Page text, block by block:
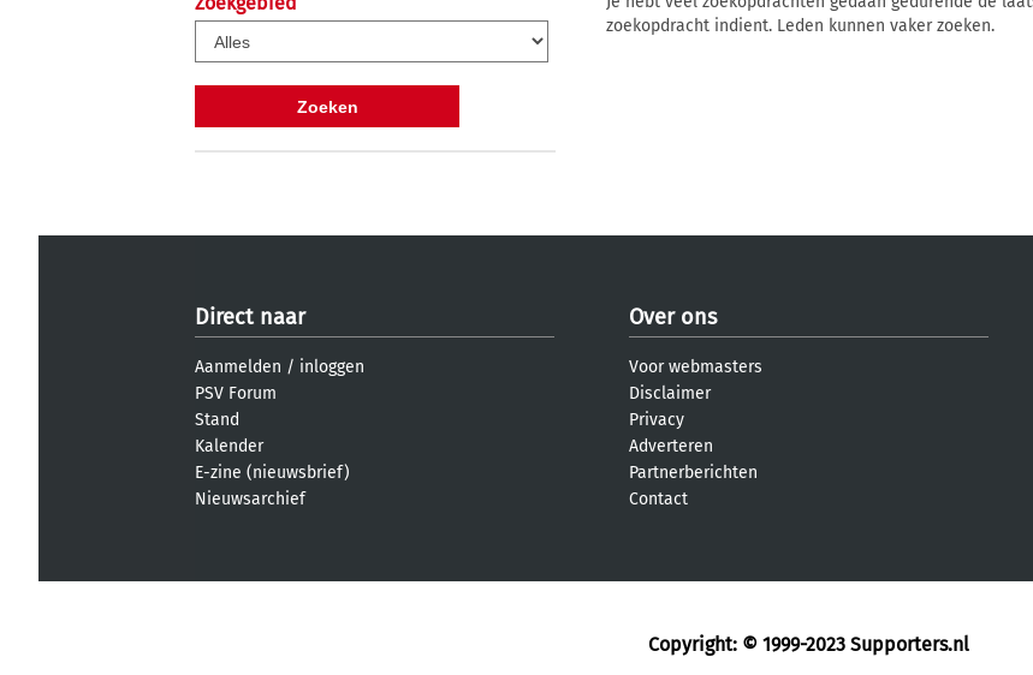
zoekopdracht indient. Leden kunnen vaker zoeken.
Direct naar
Aanmelden / inloggen
PSV Forum
Stand
Kalender
E-zine (nieuwsbrief)
Nieuwsarchief
Over ons
Voor webmasters
Disclaimer
Privacy
Adverteren
Partnerberichten
Contact
Copyright: © 1999-2023 Supporters.nl